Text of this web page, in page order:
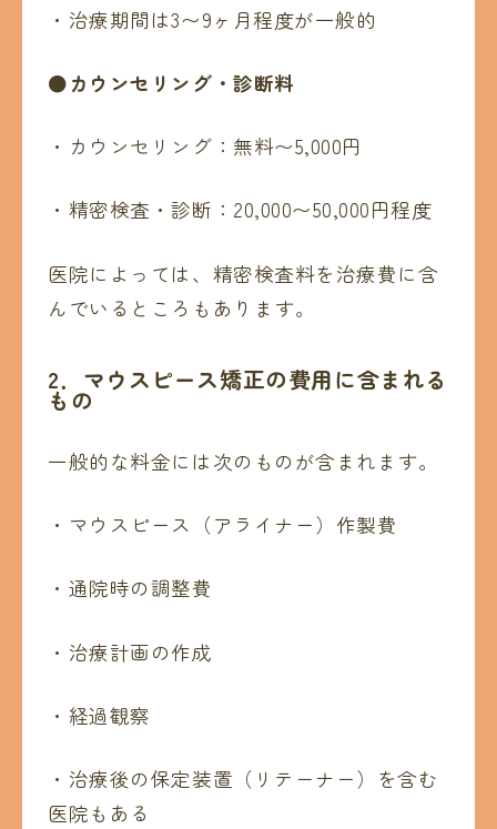
・治療期間は3〜9ヶ月程度が一般的
●カウンセリング・診断料
・カウンセリング：無料〜5,000円
・精密検査・診断：20,000〜50,000円程度
医院によっては、精密検査料を治療費に含
んでいるところもあります。
2．マウスピース矯正の費用に含まれる
もの
一般的な料金には次のものが含まれます。
・マウスピース（アライナー）作製費
・通院時の調整費
・治療計画の作成
・経過観察
・治療後の保定装置（リテーナー）を含む
医院もある